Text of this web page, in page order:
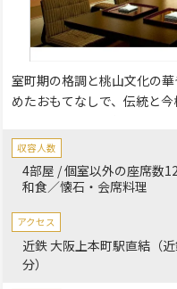
室町期の格調と桃山文化の
めたおもてなしで、伝統と
を、ご堪能ください。
収容人数
4部屋 / 個室以外の座席数
和食／懐石・会席料理
アクセス
近鉄 大阪上本町駅直結（
分）